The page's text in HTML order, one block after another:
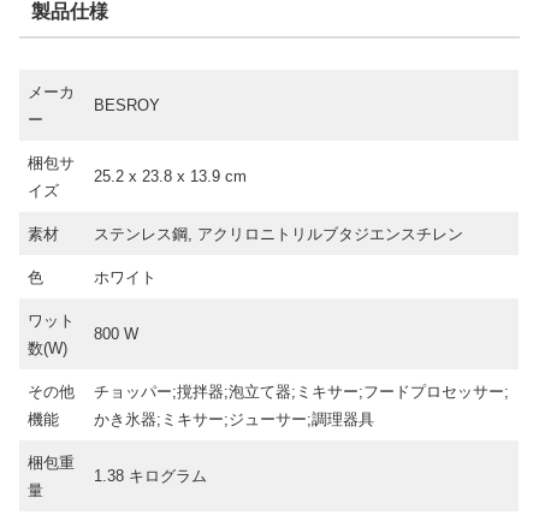
製品仕様
メーカ
ー
‎BESROY
梱包サ
イズ
25.2 x 23.8 x 13.9 cm
素材 ステンレス鋼, アクリロニトリルブタジエンスチレン
色 ホワイト
ワット
数(W)
800 W
その他
機能
‎チョッパー;撹拌器;泡立て器;ミキサー;フードプロセッサー;
かき氷器;ミキサー;ジューサー;調理器具
梱包重
量
‎1.38 キログラム